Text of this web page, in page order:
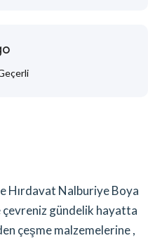
Hırdavat Nalburiye Boya
çevreniz gündelik hayatta
çeşme malzemelerine ,